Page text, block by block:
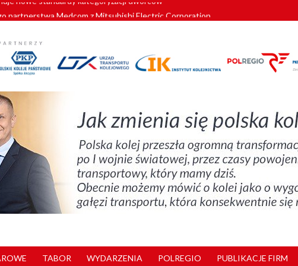
partnerstwa Medcom z Mitsubishi Electric Corporation
znów szuka dostawcy nowych EZT
kolejowych w północnej Wielkopolsce. Łatwiejsze dojazdy do pracy i szkoły
nowe standardy kategoryzacji dworców
TABOR WYDARZENIA POLREGIO PUBLIKACJE FIRM